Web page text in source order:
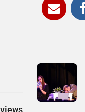
views